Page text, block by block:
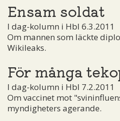
Ensam soldat
I dag-kolumn i Hbl 6.3.2011
Om mannen som läckte
Wikileaks.
För många
I dag-kolumn i Hbl 7.2.2011
Om vaccinet mot
myndigheters agerande.